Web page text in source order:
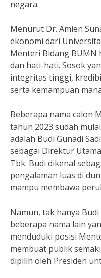
negara.
Menurut Dr. Amien
ekonomi dari
Menteri Bidang BUMN
dan hati-hati. Sosok
integritas tinggi,
serta kemampuan
Beberapa nama calon
tahun 2023 sudah
adalah Budi Gunadi
sebagai Direktur
Tbk. Budi dikenal
pengalaman luas di
mampu membawa
Namun, tak hanya
beberapa nama lain
menduduki posisi
membuat publik
dipilih oleh Presiden